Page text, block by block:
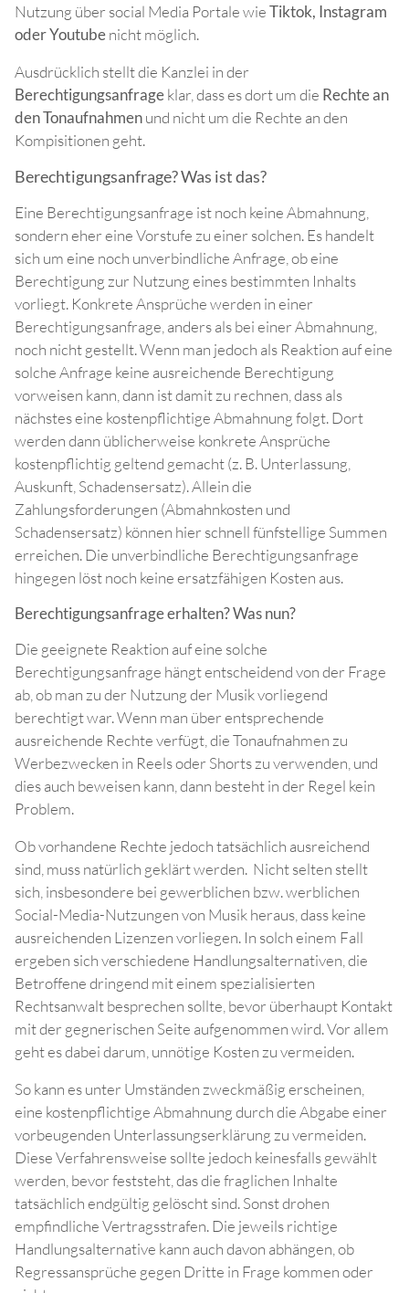
Nutzung über social Media Portale wieTiktok, Instagram
oder Youtubenicht möglich.
Ausdrücklich stellt die Kanzlei in der
Berechtigungsanfrageklar, dass es dort um die Rechte an
den Tonaufnahmenund nicht um die Rechte an den
Kompisitionen geht.
Berechtigungsanfrage? Was ist das?
Eine Berechtigungsanfrage ist noch keine Abmahnung,
sondern eher eine Vorstufe zu einer solchen. Es handelt
sich um eine noch unverbindliche Anfrage, ob eine
Berechtigung zur Nutzung eines bestimmten Inhalts
vorliegt. Konkrete Ansprüche werden in einer
Berechtigungsanfrage, anders als bei einer Abmahnung,
noch nicht gestellt. Wenn man jedoch als Reaktion auf eine
solche Anfrage keine ausreichende Berechtigung
vorweisen kann, dann ist damit zu rechnen, dass als
nächstes eine kostenpflichtige Abmahnung folgt. Dort
werden dann üblicherweise konkrete Ansprüche
kostenpflichtig geltend gemacht (z. B. Unterlassung,
Auskunft, Schadensersatz). Allein die
Zahlungsforderungen (Abmahnkosten und
Schadensersatz) können hier schnell fünfstellige Summen
erreichen. Die unverbindliche Berechtigungsanfrage
hingegen löst noch keine ersatzfähigen Kosten aus.
Berechtigungsanfrage erhalten? Was nun?
Die geeignete Reaktion auf eine solche
Berechtigungsanfrage hängt entscheidend von der Frage
ab, ob man zu der Nutzung der Musik vorliegend
berechtigt war. Wenn man über entsprechende
ausreichende Rechte verfügt, die Tonaufnahmen zu
Werbezwecken in Reels oder Shorts zu verwenden, und
dies auch beweisen kann, dann besteht in der Regel kein
Problem.
Ob vorhandene Rechte jedoch tatsächlich ausreichend
sind, muss natürlich geklärt werden. Nicht selten stellt
sich, insbesondere bei gewerblichen bzw. werblichen
Social-Media-Nutzungen von Musik heraus, dass keine
ausreichenden Lizenzen vorliegen. In solch einem Fall
ergeben sich verschiedene Handlungsalternativen, die
Betroffene dringend mit einem spezialisierten
Rechtsanwalt besprechen sollte, bevor überhaupt Kontakt
mit der gegnerischen Seite aufgenommen wird. Vor allem
geht es dabei darum, unnötige Kosten zu vermeiden.
So kann es unter Umständen zweckmäßig erscheinen,
eine kostenpflichtige Abmahnung durch die Abgabe einer
vorbeugenden Unterlassungserklärung zu vermeiden.
Diese Verfahrensweise sollte jedoch keinesfalls gewählt
werden, bevor feststeht, das die fraglichen Inhalte
tatsächlich endgültig gelöscht sind. Sonst drohen
empfindliche Vertragsstrafen. Die jeweils richtige
Handlungsalternative kann auch davon abhängen, ob
Regressansprüche gegen Dritte in Frage kommen oder